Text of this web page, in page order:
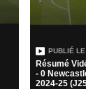
PUBLIÉ LE
Résumé
- 0
2024-25